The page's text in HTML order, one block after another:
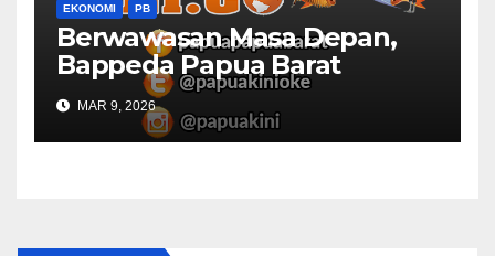
EKONOMI PB
Berwawasan Masa Depan,
Bappeda Papua Barat
Konsultasi Publik RKPD 2027
MAR 9, 2026